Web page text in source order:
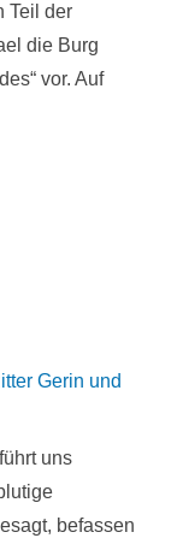
Teil der
die Burg
vor. Auf
Gerin und
uns
befassen